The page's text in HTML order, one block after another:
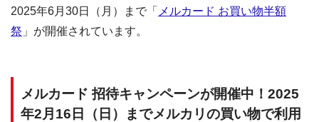
2025年6月30日（月）まで「 メルカード お買い物半額
祭 」が開催されています。
メルカード 招待キャンペーンが開催中！2025
年2月16日（日）までメルカリの買い物で利用